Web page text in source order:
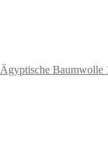
Ägyptische Baumwolle